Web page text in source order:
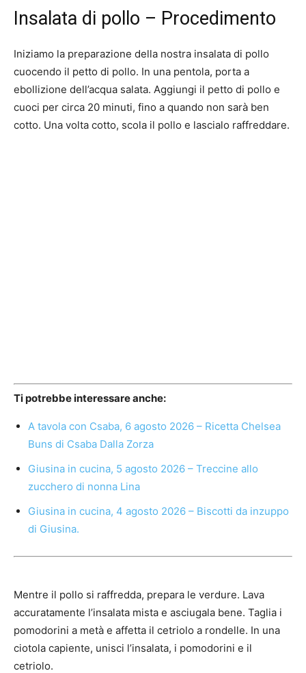
Insalata di pollo – Procedimento
Iniziamo la preparazione della nostra insalata di pollo
cuocendo il petto di pollo. In una pentola, porta a
ebollizione dell’acqua salata. Aggiungi il petto di pollo e
cuoci per circa 20 minuti, fino a quando non sarà ben
cotto. Una volta cotto, scola il pollo e lascialo raffreddare.
Ti potrebbe interessare anche:
A tavola con Csaba, 6 agosto 2026 – Ricetta Chelsea
Buns di Csaba Dalla Zorza
Giusina in cucina, 5 agosto 2026 – Treccine allo
zucchero di nonna Lina
Giusina in cucina, 4 agosto 2026 – Biscotti da inzuppo
di Giusina.
Mentre il pollo si raffredda, prepara le verdure. Lava
accuratamente l’insalata mista e asciugala bene. Taglia i
pomodorini a metà e affetta il cetriolo a rondelle. In una
ciotola capiente, unisci l’insalata, i pomodorini e il
cetriolo.